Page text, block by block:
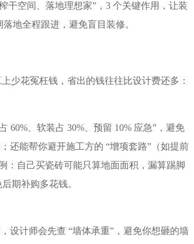
干空间、落地理想家”，3 个关键作用，让装
地全程跟进，避免盲目装修。​
少花冤枉钱，省出的钱往往比设计费还多：​
60%、软装占 30%、预留 10% 应急”，避免
还能帮你避开施工方的 “增项套路”（如提前
：自己买瓷砖可能只算地面面积，漏算踢脚
期补购多花钱。​
设计师会先查 “墙体承重”，避免你想砸的墙